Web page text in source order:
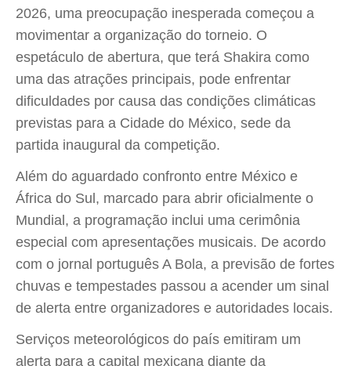
2026, uma preocupação inesperada começou a
movimentar a organização do torneio. O
espetáculo de abertura, que terá Shakira como
uma das atrações principais, pode enfrentar
dificuldades por causa das condições climáticas
previstas para a Cidade do México, sede da
partida inaugural da competição.
Além do aguardado confronto entre México e
África do Sul, marcado para abrir oficialmente o
Mundial, a programação inclui uma cerimônia
especial com apresentações musicais. De acordo
com o jornal português A Bola, a previsão de fortes
chuvas e tempestades passou a acender um sinal
de alerta entre organizadores e autoridades locais.
Serviços meteorológicos do país emitiram um
alerta para a capital mexicana diante da